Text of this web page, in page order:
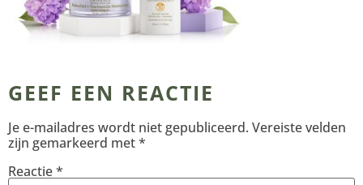
GEEF EEN REACTIE
Je e-mailadres wordt niet gepubliceerd. Vereiste velden
zijn gemarkeerd met*
Reactie*